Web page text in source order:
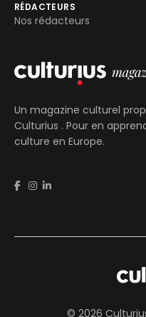
Un magazine culturel
Culturius . Pour en
culture en Europe.
RÉDACTEURS
Nos rédacteurs
© 2026